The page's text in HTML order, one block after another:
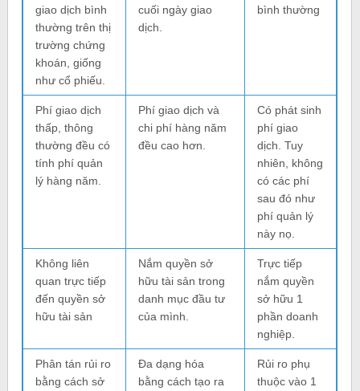
giao dịch bình
thường trên thị
trường chứng
khoán, giống
như cổ phiếu.
cuối ngày giao
dịch.
bình thường
Phí giao dịch
thấp, thông
thường đều có
tính phí quản
lý hàng năm.
Phí giao dịch và
chi phí hàng năm
đều cao hơn.
Có phát sinh
phí giao
dịch. Tuy
nhiên, không
có các phí
sau đó như
phí quản lý
này nọ.
Không liên
quan trực tiếp
đến quyền sở
hữu tài sản
Nắm quyền sở
hữu tài sản trong
danh mục đầu tư
của mình.
Trực tiếp
nắm quyền
sở hữu 1
phần doanh
nghiệp.
Phân tán rủi ro
bằng cách sở
Đa dạng hóa
bằng cách tạo ra
Rủi ro phụ
thuộc vào 1